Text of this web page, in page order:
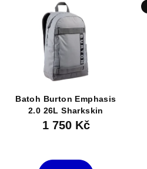
Batoh Burton Emphasis
2.0 26L Sharkskin
1 750 Kč